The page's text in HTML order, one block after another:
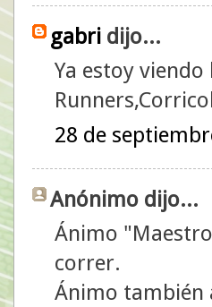
gabri dijo...
Ya estoy
28 de
Anónimo dijo...
Ánimo
correr.
Ánimo también